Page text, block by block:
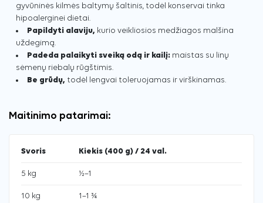
gyvūninės kilmės baltymų šaltinis, todėl konservai tinka
hipoalerginei dietai.
Papildyti alaviju, kurio veikliosios medžiagos malšina
uždegimą.
Padeda palaikyti sveiką odą ir kailį: maistas su linų
sėmenų riebalų rūgštimis.
Be grūdų, todėl lengvai toleruojamas ir virškinamas.
Maitinimo patarimai:
Svoris Kiekis (400 g) / 24 val.
5 kg ½–1
10 kg 1–1 ¾